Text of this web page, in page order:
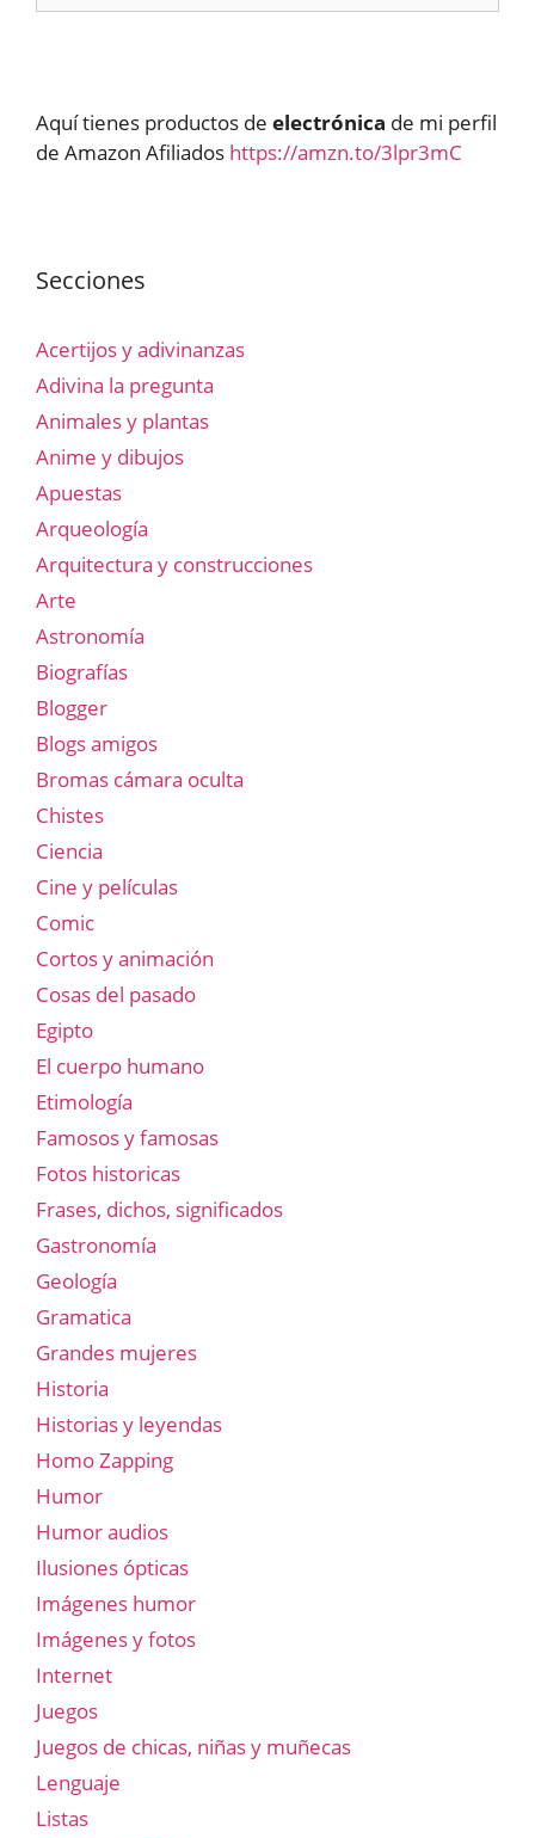
Aquí tienes productos de electrónica de mi perfil
de Amazon Afiliados https://amzn.to/3lpr3mC
Secciones
Acertijos y adivinanzas
Adivina la pregunta
Animales y plantas
Anime y dibujos
Apuestas
Arqueología
Arquitectura y construcciones
Arte
Astronomía
Biografías
Blogger
Blogs amigos
Bromas cámara oculta
Chistes
Ciencia
Cine y películas
Comic
Cortos y animación
Cosas del pasado
Egipto
El cuerpo humano
Etimología
Famosos y famosas
Fotos historicas
Frases, dichos, significados
Gastronomía
Geología
Gramatica
Grandes mujeres
Historia
Historias y leyendas
Homo Zapping
Humor
Humor audios
Ilusiones ópticas
Imágenes humor
Imágenes y fotos
Internet
Juegos
Juegos de chicas, niñas y muñecas
Lenguaje
Listas